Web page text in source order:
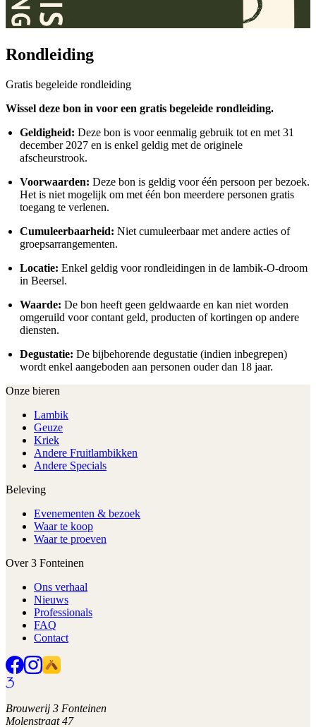
Rondleiding
Gratis begeleide rondleiding
Wissel deze bon in voor een gratis begeleide rondleiding.
Geldigheid: Deze bon is voor eenmalig gebruik tot en met 31
december 2027 en is enkel geldig met de originele
afscheurstrook.
Voorwaarden: Deze bon is geldig voor één persoon per bezoek.
Het is niet mogelijk om met één bon meerdere personen gratis
toegang te verlenen.
Cumuleerbaarheid: Niet cumuleerbaar met andere acties of
groepsarrangementen.
Locatie: Enkel geldig voor rondleidingen in de lambik-O-droom
in Beersel.
Waarde: De bon heeft geen geldwaarde en kan niet worden
omgeruild voor contant geld, producten of kortingen op andere
diensten.
Degustatie: De bijbehorende degustatie (indien inbegrepen)
wordt enkel aangeboden aan personen ouder dan 18 jaar.
Onze bieren
Lambik
Geuze
Kriek
Andere Fruitlambikken
Andere Specials
Beleving
Evenementen & bezoek
Waar te koop
Waar te proeven
Over 3 Fonteinen
Ons verhaal
Nieuws
Professionals
FAQ
Contact
Brouwerij 3 Fonteinen
Molenstraat 47